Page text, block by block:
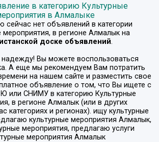
в категорию Культурные
в Алмалыке
сейчас нет объявлений в категории
мероприятия, в регионе Алмалыкна
доске объявлений.
надежду! Вы можете воспользоваться
А еще мы рекомендуем Вам потратить
на нашем сайте и разместить свое
объявление о том, что Вы ищете с
или СНИМУ в категорию Культурные
, в регионе Алмалык (или в других
категориях и регионах). ищу культурные
культурные мероприятия Алмалык,
мероприятия, предлагаю услуги
мероприятия Алмалык